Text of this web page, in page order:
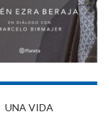
UNA VIDA